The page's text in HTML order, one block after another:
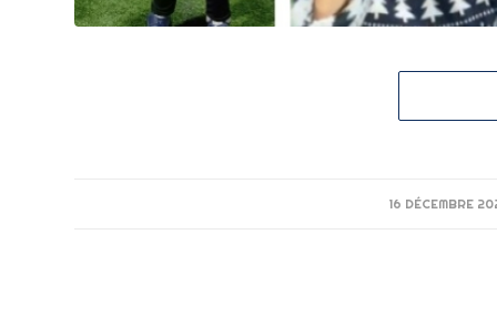
16 DÉCEMBRE
/